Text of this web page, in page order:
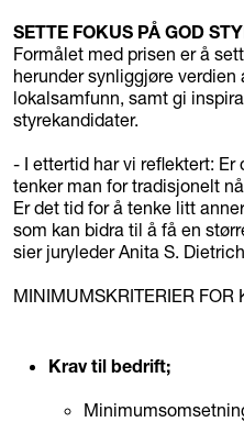
SETTE FOKUS PÅ GOD
Formålet med prisen er å
herunder synliggjøre
lokalsamfunn, samt gi
styrekandidater.
- I ettertid har vi reflektert: Er
tenker man for tradisjonelt
Er det tid for å tenke litt
som kan bidra til å få en
sier juryleder Anita S.
MINIMUMSKRITERIER FOR
Krav til bedrift;